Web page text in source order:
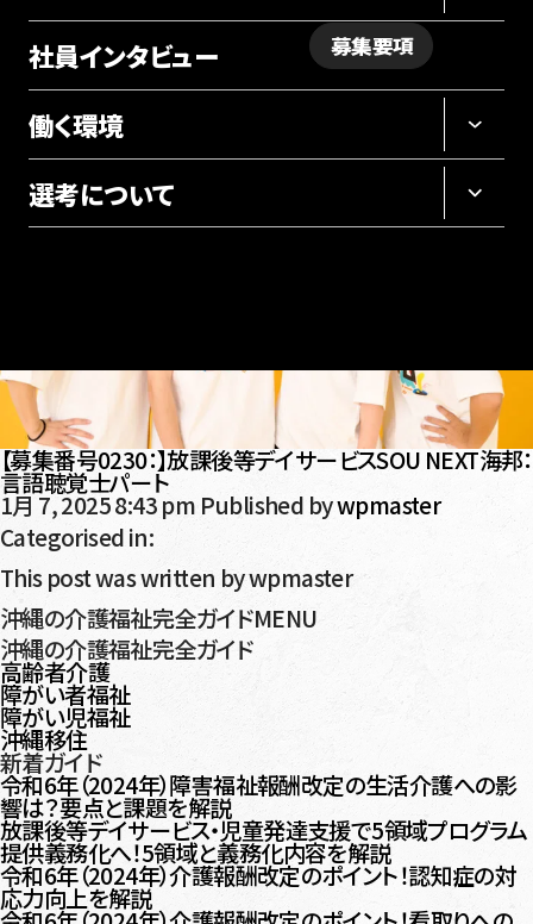
採用サイト
社員インタビュー
働く環境
選考について
募集要項
【募集番号0230：】放課後等デイサービスSOU NEXT海邦：
言語聴覚士パート
1月 7, 2025 8:43 pm Published bywpmaster
Categorised in:
This post was written by wpmaster
沖縄の介護福祉完全ガイドMENU
沖縄の介護福祉完全ガイド
高齢者介護
障がい者福祉
障がい児福祉
沖縄移住
新着ガイド
令和6年（2024年）障害福祉報酬改定の生活介護への影
響は？要点と課題を解説
放課後等デイサービス・児童発達支援で5領域プログラム
提供義務化へ！5領域と義務化内容を解説
令和6年（2024年）介護報酬改定のポイント！認知症の対
応力向上を解説